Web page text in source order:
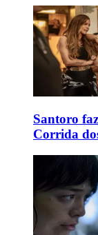
Santoro
Corrida